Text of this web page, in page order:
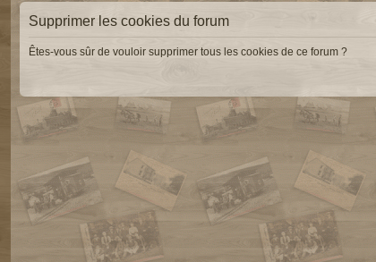
Supprimer les cookies du forum
Êtes-vous sûr de vouloir supprimer tous les cookies de ce forum ?